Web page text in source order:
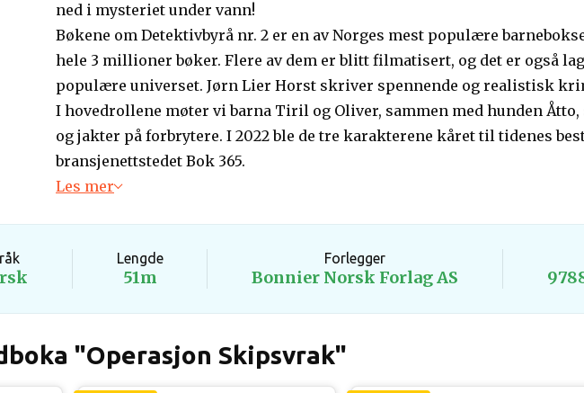
ned i mysteriet under vann!
Bøkene om Detektivbyrå nr. 2 er en av Norges mest populære
hele 3 millioner bøker. Flere av dem er blitt filmatisert, og det er også
populære universet. Jørn Lier Horst skriver spennende og realistisk
I hovedrollene møter vi barna Tiril og Oliver, sammen med hunden
og jakter på forbrytere. I 2022 ble de tre karakterene kåret til tidenes
bransjenettstedet Bok 365.
Les mer
Lengde
51m
Forlegger
Bonnier Norsk Forlag AS
"Operasjon Skipsvrak"